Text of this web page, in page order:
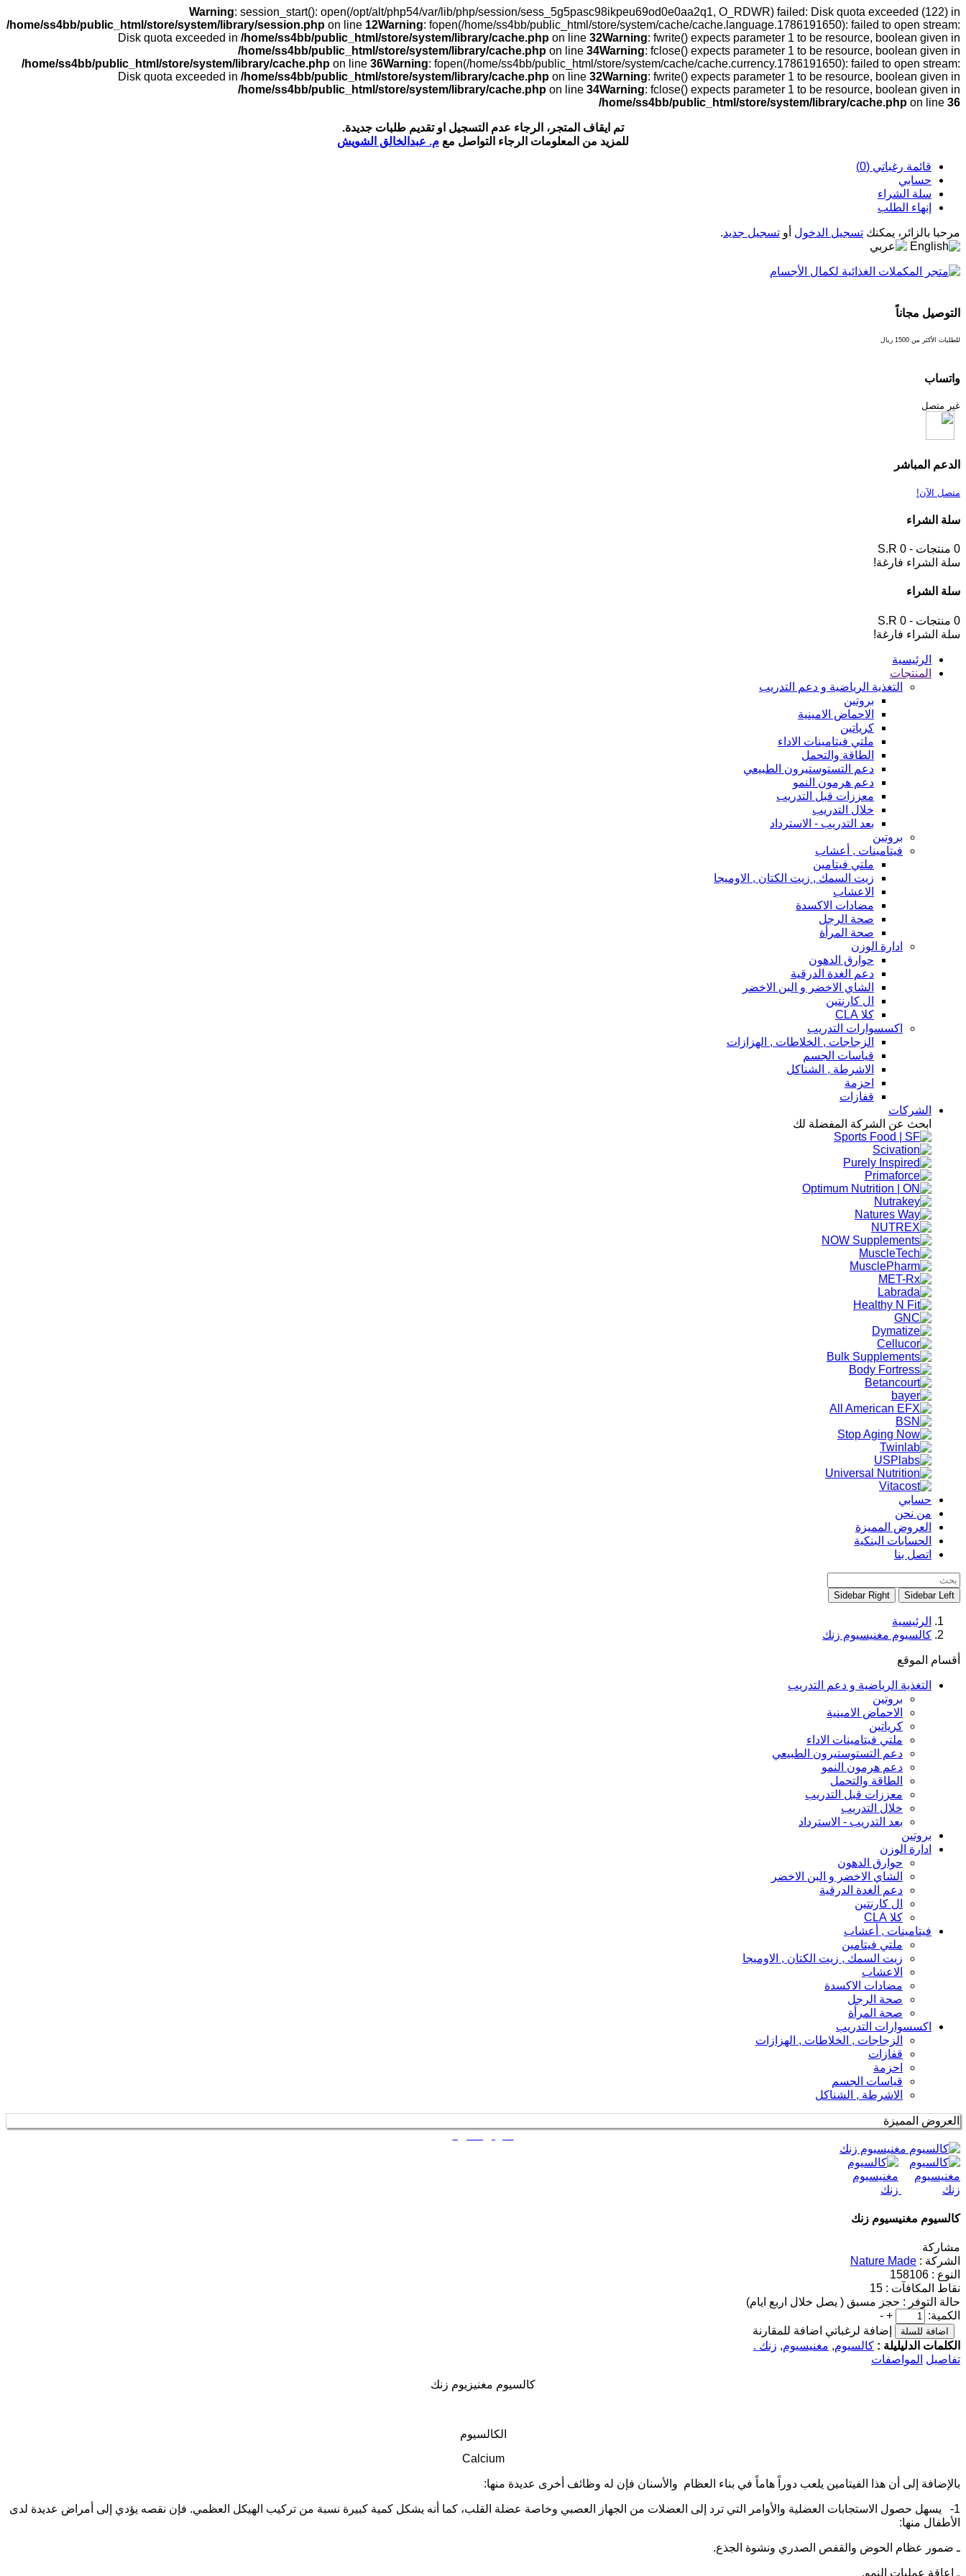
Warning: session_start(): open(/opt/alt/php54/var/lib/php/session/sess_5g5pasc98ikpeu69od0e0aa2q1, O_RDWR) failed: Disk quota exceeded (122) in
/home/ss4bb/public_html/store/system/library/session.php on line 12Warning: fopen(/home/ss4bb/public_html/store/system/cache/cache.language.1786191650): failed to open stream:
Disk quota exceeded in /home/ss4bb/public_html/store/system/library/cache.php on line 32Warning: fwrite() expects parameter 1 to be resource, boolean given in
/home/ss4bb/public_html/store/system/library/cache.php on line 34Warning: fclose() expects parameter 1 to be resource, boolean given in
/home/ss4bb/public_html/store/system/library/cache.php on line 36Warning: fopen(/home/ss4bb/public_html/store/system/cache/cache.currency.1786191650): failed to open stream:
Disk quota exceeded in /home/ss4bb/public_html/store/system/library/cache.php on line 32Warning: fwrite() expects parameter 1 to be resource, boolean given in
/home/ss4bb/public_html/store/system/library/cache.php on line 34Warning: fclose() expects parameter 1 to be resource, boolean given in
/home/ss4bb/public_html/store/system/library/cache.php on line 36
تم ايقاف المتجر، الرجاء عدم التسجيل او تقديم طلبات جديدة.
للمزيد من المعلومات الرجاء التواصل مع م. عبدالخالق الشويش
قائمة رغباتي (0)
حسابي
سلة الشراء
إنهاء الطلب
مرحبا بالزائر، يمكنك تسجيل الدخول أو تسجيل جديد.
التوصيل مجاناً
للطلبات الأكثر من 1500 ريال
واتساب
غير متصل
الدعم المباشر
متصل الآن!
سلة الشراء
0 منتجات - S.R 0
سلة الشراء فارغة!
سلة الشراء
0 منتجات - S.R 0
سلة الشراء فارغة!
الرئيسية
المنتجات
التغذية الرياضية و دعم التدريب
بروتين
الاحماض الامينية
كرياتين
ملتي فيتامينات الاداء
الطاقة والتحمل
دعم التستوستيرون الطبيعي
دعم هرمون النمو
معززات قبل التدريب
خلال التدريب
بعد التدريب - الاسترداد
بروتين
فيتامينات , أعشاب
ملتي فيتامين
زيت السمك , زيت الكتان , الاوميجا
الاعشاب
مضادات الاكسدة
صحة الرجل
صحة المرأة
ادارة الوزن
حوارق الدهون
دعم الغدة الدرقية
الشاي الاخضر و البن الاخضر
ال كارنتين
كلا CLA
اكسسوارات التدريب
الزجاجات , الخلاطات , الهزازات
قياسات الجسم
الاشرطة , الشناكل
احزمة
قفازات
الشركات
ابحث عن الشركة المفضلة لك
حسابي
من نحن
العروض المميزة
الحسابات البنكية
اتصل بنا
Sidebar Left
Sidebar Right
الرئيسية
كالسيوم مغنيسيوم زنك
أقسام الموقع
التغذية الرياضية و دعم التدريب
بروتين
الاحماض الامينية
كرياتين
ملتي فيتامينات الاداء
دعم التستوستيرون الطبيعي
دعم هرمون النمو
الطاقة والتحمل
معززات قبل التدريب
خلال التدريب
بعد التدريب - الاسترداد
بروتين
ادارة الوزن
حوارق الدهون
الشاي الاخضر و البن الاخضر
دعم الغدة الدرقية
ال كارنتين
كلا CLA
فيتامينات , أعشاب
ملتي فيتامين
زيت السمك , زيت الكتان , الاوميجا
الاعشاب
مضادات الاكسدة
صحة الرجل
صحة المرأة
اكسسوارات التدريب
الزجاجات , الخلاطات , الهزازات
قفازات
احزمة
قياسات الجسم
الاشرطة , الشناكل
العروض المميزة
كالسيوم مغنيسيوم زنك
مشاركة
الشركة : Nature Made
النوع :
نقاط المكافآت :
حالة التوفر : حجز مسبق ( يصل خلال اربع ايام)
الكمية:
+
-
إضافة لرغباتي اضافة للمقارنة
الكلمات الدليليلة : كالسيوم, مغنيسيوم, زنك .
تفاصيل المواصفات
كالسيوم مغنيزيوم زنك
الكالسيوم
Calcium
بالإضافة إلى أن هذا الفيتامين يلعب دوراً هاماً في بناء العظام والأسنان فإن له وظائف أخرى عديدة منها:
1- يسهل حصول الاستجابات العضلية والأوامر التي ترد إلى العضلات من الجهاز العصبي وخاصة عضلة القلب، كما أنه يشكل كمية كبيرة نسبة من تركيب الهيكل العظمي. فإن نقصه يؤدي إلى أمراض عديدة لدى
الأطفال منها:
ـ ضمور عظام الحوض والقفص الصدري ونشوة الجذع.
ـ إعاقة عمليات النمو.